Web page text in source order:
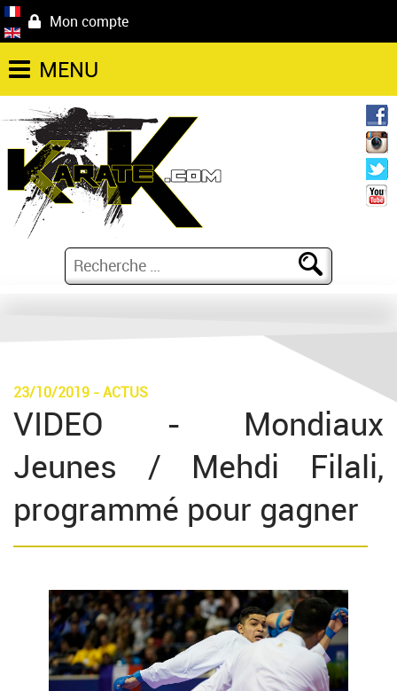
Mon compte
MENU
23/10/2019 -ACTUS
VIDEO - Mondiaux
Jeunes / Mehdi Filali,
programmé pour gagner